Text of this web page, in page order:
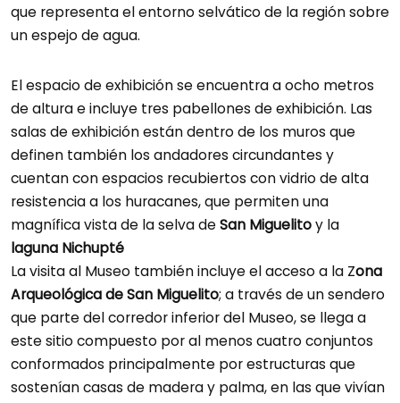
que representa el entorno selvático de la región sobre
un espejo de agua.
El espacio de exhibición se encuentra a ocho metros
de altura e incluye tres pabellones de exhibición. Las
salas de exhibición están dentro de los muros que
definen también los andadores circundantes y
cuentan con espacios recubiertos con vidrio de alta
resistencia a los huracanes, que permiten una
magnífica vista de la selva deSan Miguelitoy la
laguna Nichupté
La visita al Museo también incluye el acceso a la Zona
Arqueológica de San Miguelito; a través de un sendero
que parte del corredor inferior del Museo, se llega a
este sitio compuesto por al menos cuatro conjuntos
conformados principalmente por estructuras que
sostenían casas de madera y palma, en las que vivían